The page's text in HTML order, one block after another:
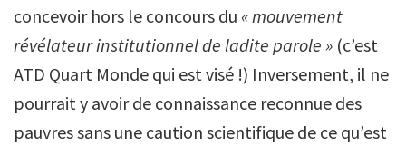
concevoir hors le concours du « mouvement
révélateur institutionnel de ladite parole » (c’est
ATD Quart Monde qui est visé !) Inversement, il ne
pourrait y avoir de connaissance reconnue des
pauvres sans une caution scientifique de ce qu’est